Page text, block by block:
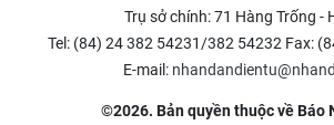
Trụ sở chính: 71 Hàng Trống -
Tel: (84) 24 382 54231/382 54232 Fax:
E-mail:
©2026. Bản quyền thuộc về Báo